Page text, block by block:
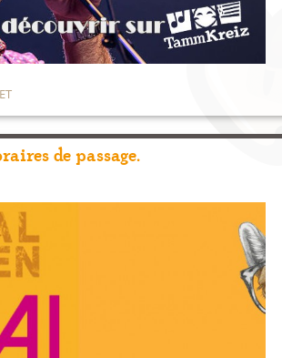
de passage.